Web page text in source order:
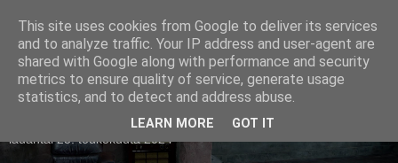
Pullollinen
lauantai 25. toukokuuta 2024
This site uses cookies from Google to deliver its services
and to analyze traffic. Your IP address and user-agent are
shared with Google along with performance and security
metrics to ensure quality of service, generate usage
statistics, and to detect and address abuse.
LEARN MORE GOT IT